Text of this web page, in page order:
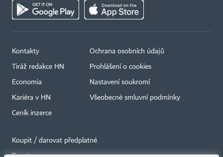
Kontakty
Tiráž redakce HN
Economia
Kariéra v HN
Ceník inzerce
Ochrana osobních údajů
Prohlášení o cookies
Nastavení soukromí
Všeobecné smluvní podmínky
Koupit / darovat předplatné